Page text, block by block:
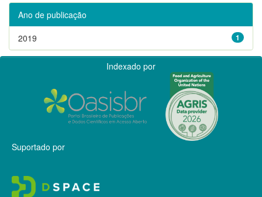
Ano de publicação
1
2019
Indexado por
Suportado por